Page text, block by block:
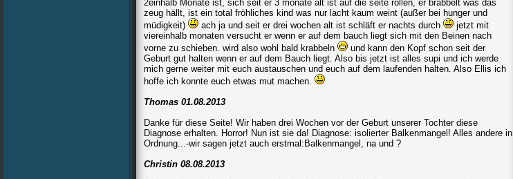
2einhalb Monate ist, sich seit er 3 monate alt ist auf die seite rollen, er brabbelt was das
zeug hällt, ist ein total fröhliches kind was nur lacht kaum weint (außer bei hunger und
müdigkeit)
ach ja und seit er drei wochen alt ist schläft er nachts durch
jetzt mit
viereinhalb monaten versucht er wenn er auf dem bauch liegt sich mit den Beinen nach
vorne zu schieben. wird also wohl bald krabbeln
und kann den Kopf schon seit der
Geburt gut halten wenn er auf dem Bauch liegt. Also bis jetzt ist alles supi und ich werde
mich gerne weiter mit euch austauschen und euch auf dem laufenden halten. Also Ellis ich
hoffe ich konnte euch etwas mut machen.
Thomas 01.08.2013
Danke für diese Seite! Wir haben drei Wochen vor der Geburt unserer Tochter diese
Diagnose erhalten. Horror! Nun ist sie da! Diagnose: isolierter Balkenmangel! Alles andere in
Ordnung...-wir sagen jetzt auch erstmal:Balkenmangel, na und ?
Christin 08.08.2013